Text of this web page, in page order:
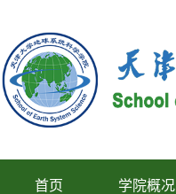
首页 学院概况